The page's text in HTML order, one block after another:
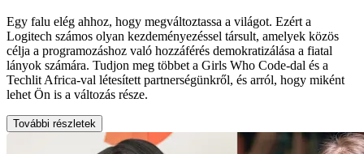
Egy falu elég ahhoz, hogy megváltoztassa a világot. Ezért a
Logitech számos olyan kezdeményezéssel társult, amelyek közös
célja a programozáshoz való hozzáférés demokratizálása a fiatal
lányok számára. Tudjon meg többet a Girls Who Code-dal és a
Techlit Africa-val létesített partnerségünkről, és arról, hogy miként
lehet Ön is a változás része.
További részletek